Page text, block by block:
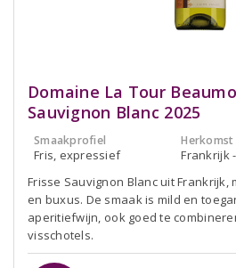
Domaine La Tour
Sauvignon Blanc 2025
Smaakprofiel
Fris, expressief
Herkomst
Frankrijk
Frisse Sauvignon Blanc uit
en buxus. De smaak is mild en
aperitiefwijn, ook goed te
visschotels.